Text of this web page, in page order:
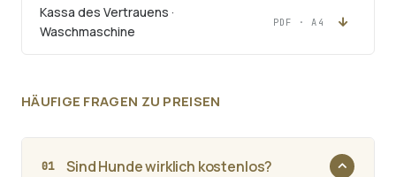
Kassa des Vertrauens ·
Waschmaschine
PDF · A4
HÄUFIGE FRAGEN ZU PREISEN
01 Sind Hunde wirklich kostenlos?